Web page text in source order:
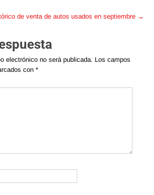
de venta de autos usados en septiembre →
electrónico no será publicada. Los campos
con *